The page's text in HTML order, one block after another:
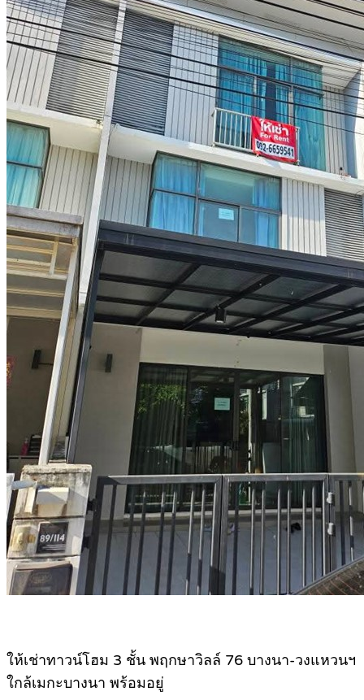
ให้เช่าทาวน์โฮม 3 ชั้น พฤกษาวิลล์ 76 บางนา-วงแหวนฯ
ใกล้เมกะบางนา พร้อมอยู่